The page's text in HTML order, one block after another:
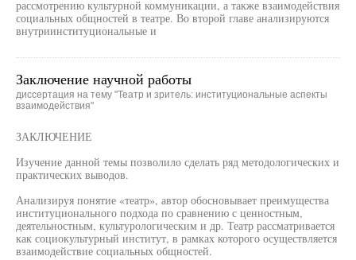
рассмотрению культурной коммуникации, а также взаимодействия
социальных общностей в театре. Во второй главе анализируются
внутриинституциональные и
Заключение научной работы
диссертация на тему "Театр и зритель: институциональные аспекты
взаимодействия"
ЗАКЛЮЧЕНИЕ
Изучение данной темы позволило сделать ряд методологических и
практических выводов.
Анализируя понятие «театр», автор обосновывает преимущества
институционального подхода по сравнению с ценностным,
деятельностным, культурологическим и др. Театр рассматривается
как социокультурный институт, в рамках которого осуществляется
взаимодействие социальных общностей.